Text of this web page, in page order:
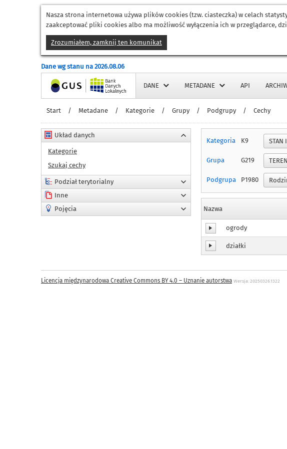
Nasza strona internetowa używa plików cookies (tzw. ciasteczka) w celach
zaakceptować pliki cookies albo ma możliwość wyłączenia ich w przeglądarce,
Zrozumiałem, zamknij ten komunikat
Dane wg stanu na 2026.08.06
Strona główna DANE METADANE API
Start / Metadane / Kategorie / Grupy / Podgrupy / Cechy
Układ danych
Kategorie
Szukaj cechy
Podział terytorialny
Inne
Pojęcia
Kategoria K9
Grupa G219
Podgrupa P1980
Nazwa
ogrody
działki
Licencja międzynarodowa Creative Commons BY 4.0 – Uznanie autorstwa Wersja: 20250326.1322